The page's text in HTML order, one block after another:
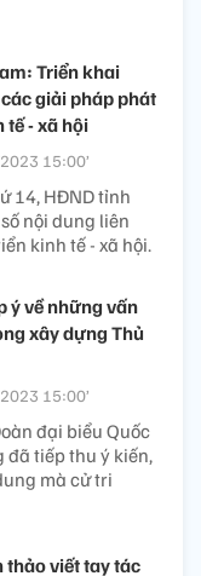
Triển khai
giải pháp phát
tế - xã hội
15:00’
14, HĐND tỉnh
nội dung liên
kinh tế - xã hội.
ý về những vấn
xây dựng Thủ
15:00’
đại biểu Quốc
đã tiếp thu ý kiến,
mà cử tri
thảo viết tay tác